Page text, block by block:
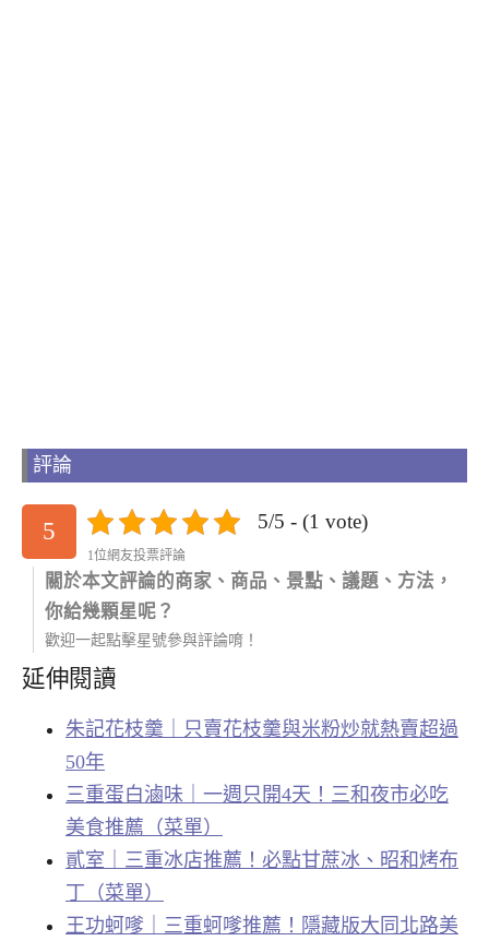
評論
5 5/5 - (1 vote)
1位網友投票評論
關於本文評論的商家、商品、景點、議題、方法，
你給幾顆星呢？
歡迎一起點擊星號參與評論唷！
延伸閱讀
朱記花枝羹｜只賣花枝羹與米粉炒就熱賣超過
50年
三重蛋白滷味｜一週只開4天！三和夜市必吃
美食推薦（菜單）
貳室｜三重冰店推薦！必點甘蔗冰、昭和烤布
丁（菜單）
王功蚵嗲｜三重蚵嗲推薦！隱藏版大同北路美